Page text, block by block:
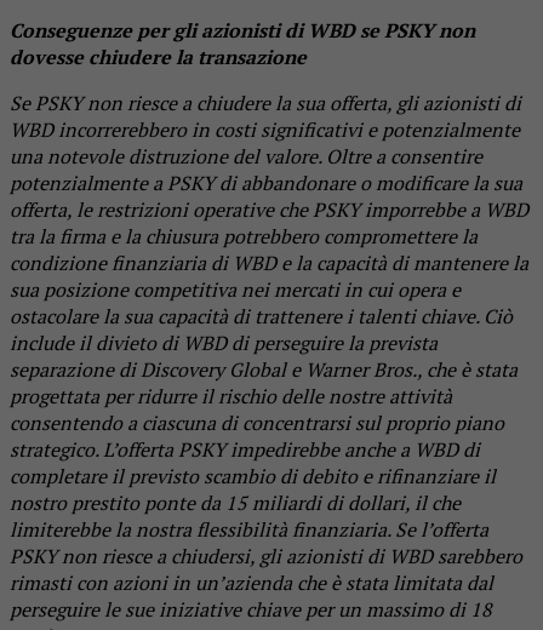
Conseguenze per gli azionisti di WBD se PSKY non
dovesse chiudere la transazione
Se PSKY non riesce a chiudere la sua offerta, gli azionisti di
WBD incorrerebbero in costi significativi e potenzialmente
una notevole distruzione del valore. Oltre a consentire
potenzialmente a PSKY di abbandonare o modificare la sua
offerta, le restrizioni operative che PSKY imporrebbe a WBD
tra la firma e la chiusura potrebbero compromettere la
condizione finanziaria di WBD e la capacità di mantenere la
sua posizione competitiva nei mercati in cui opera e
ostacolare la sua capacità di trattenere i talenti chiave. Ciò
include il divieto di WBD di perseguire la prevista
separazione di Discovery Global e Warner Bros., che è stata
progettata per ridurre il rischio delle nostre attività
consentendo a ciascuna di concentrarsi sul proprio piano
strategico. L’offerta PSKY impedirebbe anche a WBD di
completare il previsto scambio di debito e rifinanziare il
nostro prestito ponte da 15 miliardi di dollari, il che
limiterebbe la nostra flessibilità finanziaria. Se l’offerta
PSKY non riesce a chiudersi, gli azionisti di WBD sarebbero
rimasti con azioni in un’azienda che è stata limitata dal
perseguire le sue iniziative chiave per un massimo di 18